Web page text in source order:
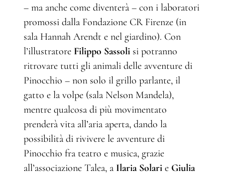
– ma anche come diventerà – con i laboratori
promossi dalla Fondazione CR Firenze (in
sala Hannah Arendt e nel giardino). Con
l’illustratore Filippo Sassoli si potranno
ritrovare tutti gli animali delle avventure di
Pinocchio – non solo il grillo parlante, il
gatto e la volpe (sala Nelson Mandela),
mentre qualcosa di più movimentato
prenderà vita all’aria aperta, dando la
possibilità di rivivere le avventure di
Pinocchio fra teatro e musica, grazie
all’associazione Talea, a Ilaria Solari e Giulia